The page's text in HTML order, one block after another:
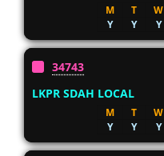
M T W
Y
Y Y
34743
LKPR SDAH LOCAL
M T W
Y
Y Y